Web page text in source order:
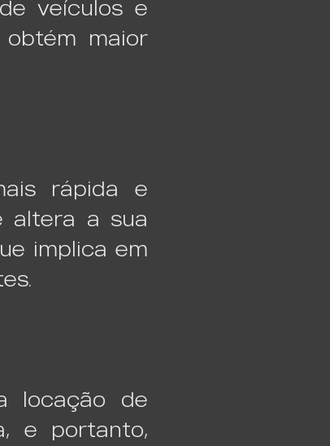
veículos e
maior
rápida e
altera a sua
implica em
locação de
e portanto,